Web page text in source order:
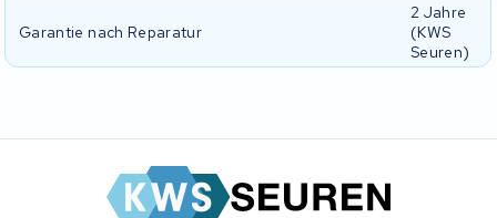
Garantie nach Reparatur
2 Jahre
(KWS
Seuren)